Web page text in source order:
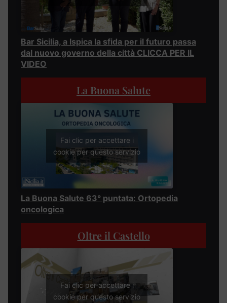
Bar Sicilia, a Ispica la sfida per il futuro passa
dal nuovo governo della città CLICCA PER IL
VIDEO
La Buona Salute
Fai clic per accettare i
cookie per questo servizio
La Buona Salute 63° puntata: Ortopedia
oncologica
Oltre il Castello
Fai clic per accettare i
cookie per questo servizio